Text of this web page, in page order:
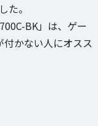
た。
BK」は、ゲー
かない人にオスス